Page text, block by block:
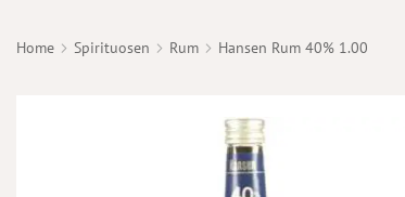
Home Spirituosen Rum Hansen Rum 40% 1.00